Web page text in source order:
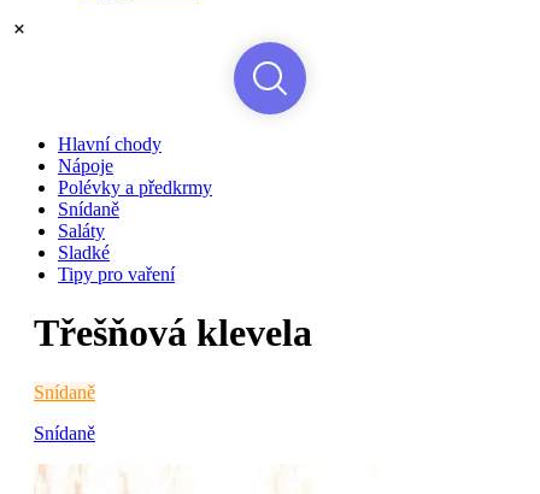
Hlavní chody
Nápoje
Polévky a předkrmy
Snídaně
Saláty
Sladké
Tipy pro vaření
Třešňová klevela
Snídaně
Snídaně